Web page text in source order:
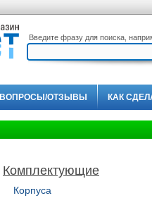
Введите фразу для поиска,
ВОПРОСЫ/ОТЗЫВЫ КАК
Комплектующие
Корпуса